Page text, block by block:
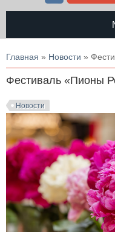
Вы здесь
Главная » Новости »
Фестиваль «Пионы
Новости